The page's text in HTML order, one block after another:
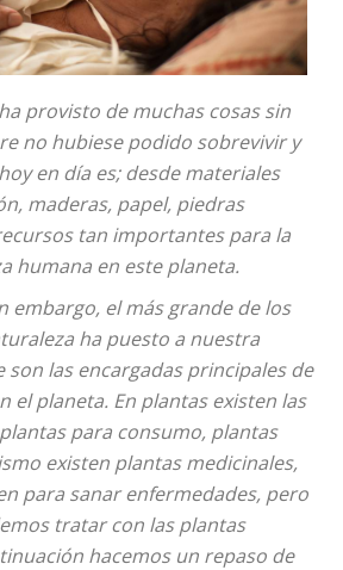
provisto de muchas cosas sin
no hubiese podido sobrevivir y
en día es; desde materiales
maderas, papel, piedras
tan importantes para la
humana en este planeta.
embargo, el más grande de los
ha puesto a nuestra
son las encargadas principales de
el planeta. En plantas existen las
para consumo, plantas
existen plantas medicinales,
para sanar enfermedades, pero
tratar con las plantas
hacemos un repaso de